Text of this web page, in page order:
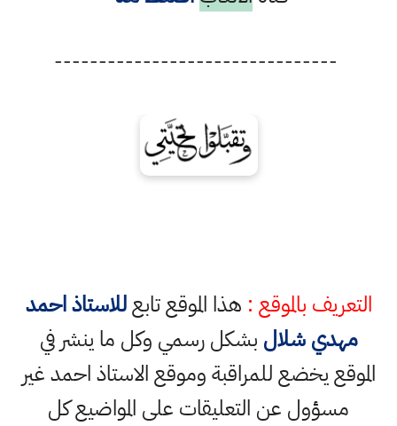
--------------------------------
التعريف بالموقع : هذا الموقع تابعللاستاذ احمد
مهدي شلال بشكل رسمي وكل ما ينشر في
الموقع يخضع للمراقبة وموقع الاستاذ احمد غير
مسؤول عن التعليقات على المواضيع كل